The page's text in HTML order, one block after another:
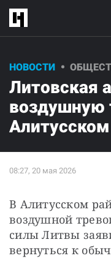
НОВОСТИ
Литовская
воздушную
В Алитусском
воздушной
силы Литвы
вернуться к